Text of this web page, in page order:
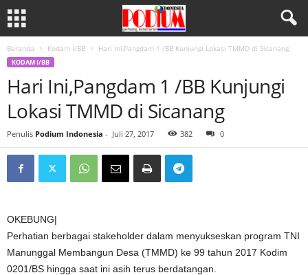
Beranda Kodam I/BB Hari Ini,Pangdam 1 /BB Kunjungi Lokasi TMMD di Sicanang
KODAM I/BB
Hari Ini,Pangdam 1 /BB Kunjungi
Lokasi TMMD di Sicanang
Penulis Podium Indonesia - Juli 27, 2017 382 0
OKEBUNG|
Perhatian berbagai stakeholder dalam menyukseskan program TNI
Manunggal Membangun Desa (TMMD) ke 99 tahun 2017 Kodim
0201/BS hingga saat ini asih terus berdatangan.